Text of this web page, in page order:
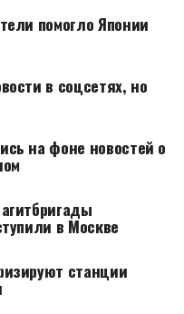
помогающая телу
окружающей
активном состоянии,
кортизола
неприятных
сон. При этом боль
другу – боль мешает
порог.
нашем организме –
предупреждает
помогло Японии
в соцсетях, но
на фоне новостей о
в Москве
станции